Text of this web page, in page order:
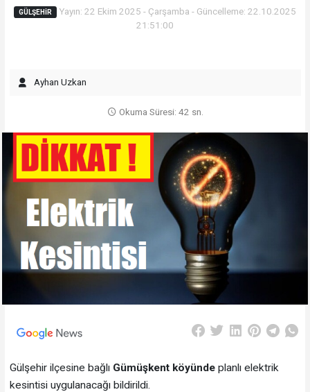
GÜLŞEHIR
Yayın: 22 Ekim 2025 - Çarşamba - Güncelleme: 22.10.2025
21:51:00
Ayhan Uzkan
Okuma Süresi: 42 sn.
Gülşehir ilçesine bağlı Gümüşkent köyünde planlı elektrik
kesintisi uygulanacağı bildirildi.